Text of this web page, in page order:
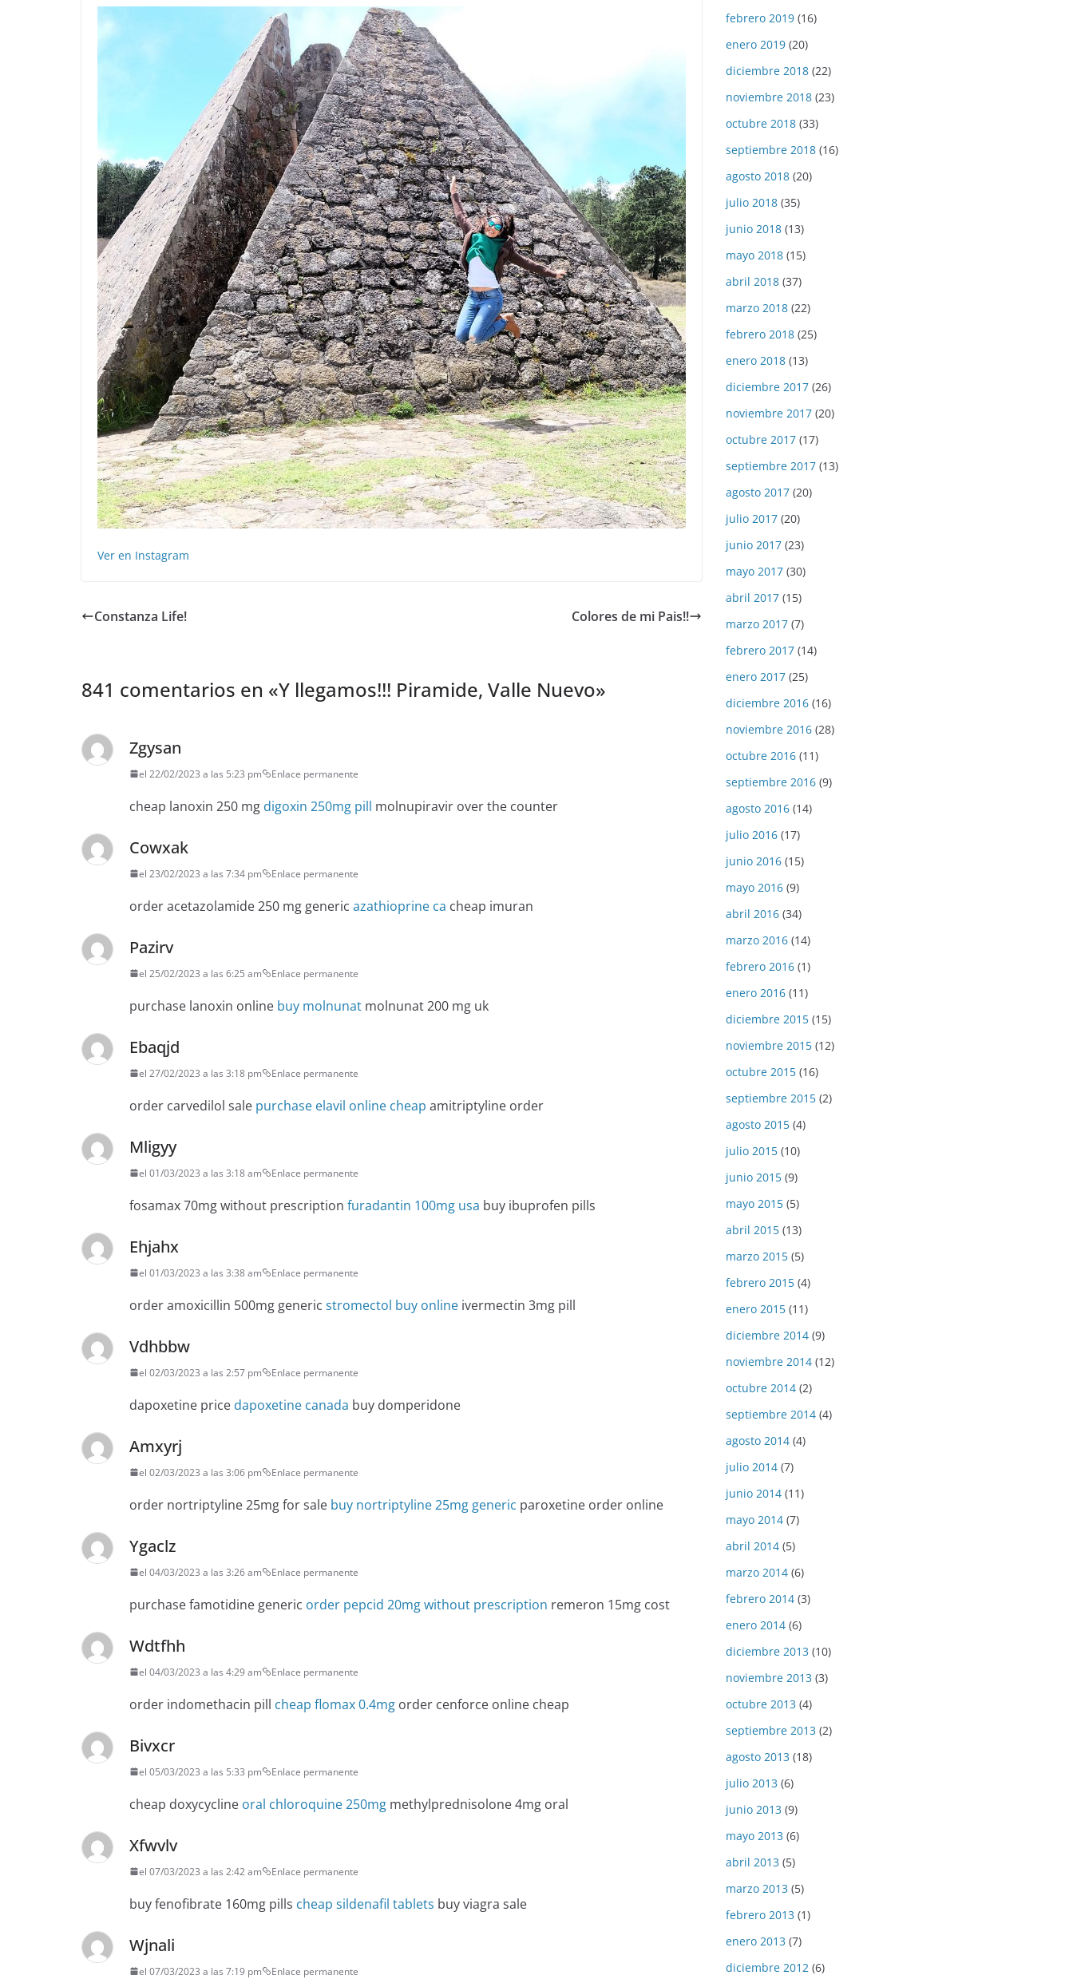
Ver en Instagram
Constanza Life! Colores de mi Pais!!
841 comentarios en «Y llegamos!!! Piramide, Valle Nuevo»
Zgysan
el 22/02/2023 a las 5:23 pm Enlace permanente
cheap lanoxin 250 mg digoxin 250mg pill molnupiravir over the counter
Cowxak
el 23/02/2023 a las 7:34 pm Enlace permanente
order acetazolamide 250 mg generic azathioprine ca cheap imuran
Pazirv
el 25/02/2023 a las 6:25 am Enlace permanente
purchase lanoxin online buy molnunat molnunat 200 mg uk
Ebaqjd
el 27/02/2023 a las 3:18 pm Enlace permanente
order carvedilol sale purchase elavil online cheap amitriptyline order
Mligyy
el 01/03/2023 a las 3:18 am Enlace permanente
fosamax 70mg without prescription furadantin 100mg usa buy ibuprofen pills
Ehjahx
el 01/03/2023 a las 3:38 am Enlace permanente
order amoxicillin 500mg generic stromectol buy online ivermectin 3mg pill
Vdhbbw
el 02/03/2023 a las 2:57 pm Enlace permanente
dapoxetine price dapoxetine canada buy domperidone
Amxyrj
el 02/03/2023 a las 3:06 pm Enlace permanente
order nortriptyline 25mg for sale buy nortriptyline 25mg generic paroxetine order online
Ygaclz
el 04/03/2023 a las 3:26 am Enlace permanente
purchase famotidine generic order pepcid 20mg without prescription remeron 15mg cost
Wdtfhh
el 04/03/2023 a las 4:29 am Enlace permanente
order indomethacin pill cheap flomax 0.4mg order cenforce online cheap
Bivxcr
el 05/03/2023 a las 5:33 pm Enlace permanente
cheap doxycycline oral chloroquine 250mg methylprednisolone 4mg oral
Xfwvlv
el 07/03/2023 a las 2:42 am Enlace permanente
buy fenofibrate 160mg pills cheap sildenafil tablets buy viagra sale
Wjnali
el 07/03/2023 a las 7:19 pm Enlace permanente
febrero 2019 (16)
enero 2019 (20)
diciembre 2018 (22)
noviembre 2018 (23)
octubre 2018 (33)
septiembre 2018 (16)
agosto 2018 (20)
julio 2018 (35)
junio 2018 (13)
mayo 2018 (15)
abril 2018 (37)
marzo 2018 (22)
febrero 2018 (25)
enero 2018 (13)
diciembre 2017 (26)
noviembre 2017 (20)
octubre 2017 (17)
septiembre 2017 (13)
agosto 2017 (20)
julio 2017 (20)
junio 2017 (23)
mayo 2017 (30)
abril 2017 (15)
marzo 2017 (7)
febrero 2017 (14)
enero 2017 (25)
diciembre 2016 (16)
noviembre 2016 (28)
octubre 2016 (11)
septiembre 2016 (9)
agosto 2016 (14)
julio 2016 (17)
junio 2016 (15)
mayo 2016 (9)
abril 2016 (34)
marzo 2016 (14)
febrero 2016 (1)
enero 2016 (11)
diciembre 2015 (15)
noviembre 2015 (12)
octubre 2015 (16)
septiembre 2015 (2)
agosto 2015 (4)
julio 2015 (10)
junio 2015 (9)
mayo 2015 (5)
abril 2015 (13)
marzo 2015 (5)
febrero 2015 (4)
enero 2015 (11)
diciembre 2014 (9)
noviembre 2014 (12)
octubre 2014 (2)
septiembre 2014 (4)
agosto 2014 (4)
julio 2014 (7)
junio 2014 (11)
mayo 2014 (7)
abril 2014 (5)
marzo 2014 (6)
febrero 2014 (3)
enero 2014 (6)
diciembre 2013 (10)
noviembre 2013 (3)
octubre 2013 (4)
septiembre 2013 (2)
agosto 2013 (18)
julio 2013 (6)
junio 2013 (9)
mayo 2013 (6)
abril 2013 (5)
marzo 2013 (5)
febrero 2013 (1)
enero 2013 (7)
diciembre 2012 (6)